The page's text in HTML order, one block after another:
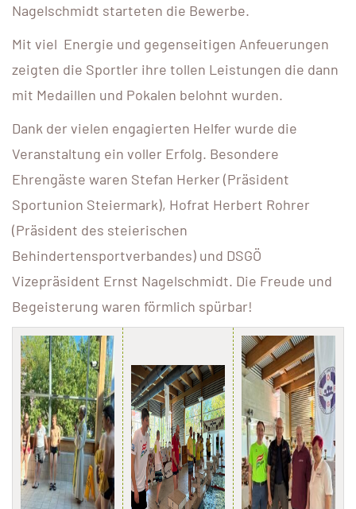
Nagelschmidt starteten die Bewerbe.
Mit viel Energie und gegenseitigen Anfeuerungen
zeigten die Sportler ihre tollen Leistungen die dann
mit Medaillen und Pokalen belohnt wurden.
Dank der vielen engagierten Helfer wurde die
Veranstaltung ein voller Erfolg. Besondere
Ehrengäste waren Stefan Herker (Präsident
Sportunion Steiermark), Hofrat Herbert Rohrer
(Präsident des steierischen
Behindertensportverbandes) und DSGÖ
Vizepräsident Ernst Nagelschmidt. Die Freude und
Begeisterung waren förmlich spürbar!